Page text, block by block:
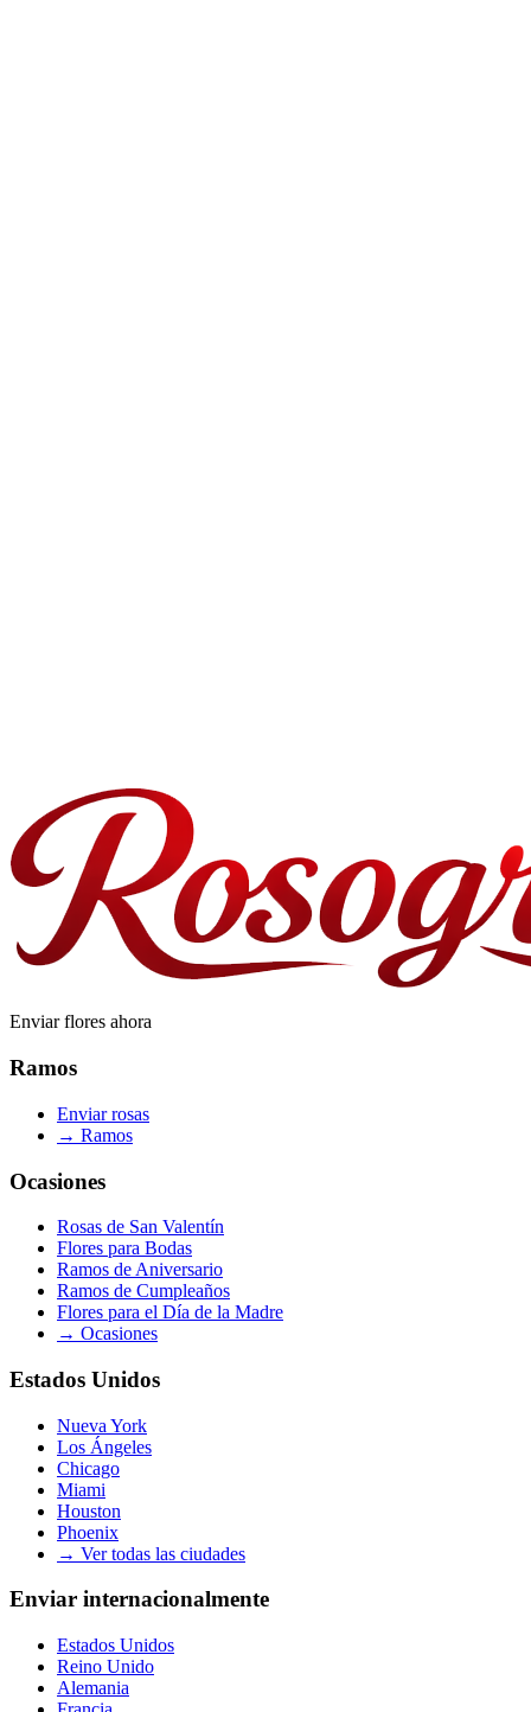
Enviar flores ahora
Ramos
Enviar rosas
→ Ramos
Ocasiones
Rosas de San Valentín
Flores para Bodas
Ramos de Aniversario
Ramos de Cumpleaños
Flores para el Día de la Madre
→ Ocasiones
Estados Unidos
Nueva York
Los Ángeles
Chicago
Miami
Houston
Phoenix
→ Ver todas las ciudades
Enviar internacionalmente
Estados Unidos
Reino Unido
Alemania